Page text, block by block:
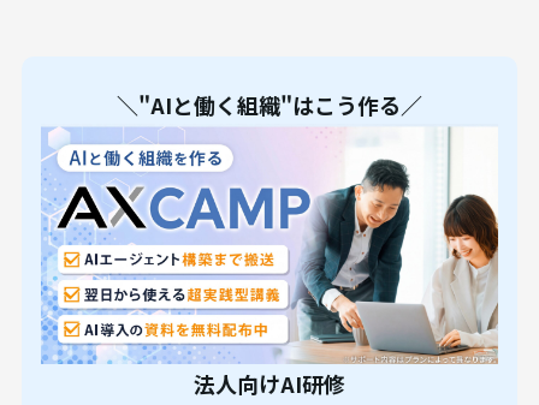
＼"AIと働く組織"はこう作る／
法人向けAI研修